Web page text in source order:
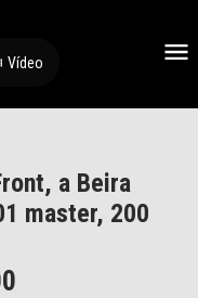
Vídeo
a Beira
master, 200